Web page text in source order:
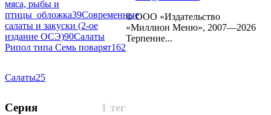
мяса, рыбы и
птицы_обложка39Современные
салаты и закуски (2-ое
издание ОСЭ)90Салаты
Рипол типа Семь поварят162
Салаты25
1 тег
Серия
© ООО «Издательство
«Миллион Меню», 2007—2026
Терпение...